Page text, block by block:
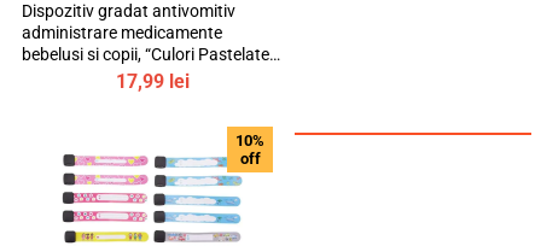
Dispozitiv gradat antivomitiv
administrare medicamente
bebelusi si copii, “Culori Pastelate”,
mediLOGIC™17,99 lei
10%
off